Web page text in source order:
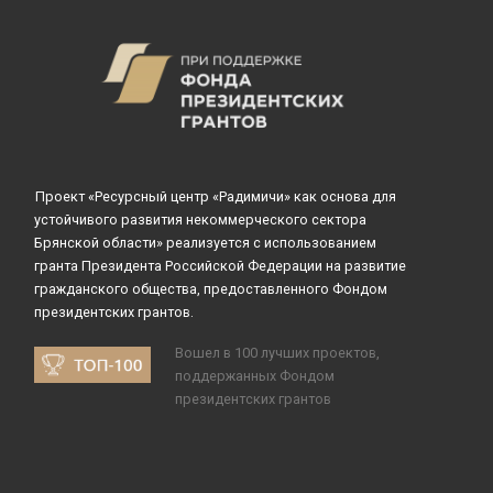
Проект «Ресурсный центр «Радимичи» как основа для
устойчивого развития некоммерческого сектора
Брянской области» реализуется с использованием
гранта Президента Российской Федерации на развитие
гражданского общества, предоставленного Фондом
президентских грантов.
Вошел в 100 лучших проектов,
поддержанных Фондом
президентских грантов